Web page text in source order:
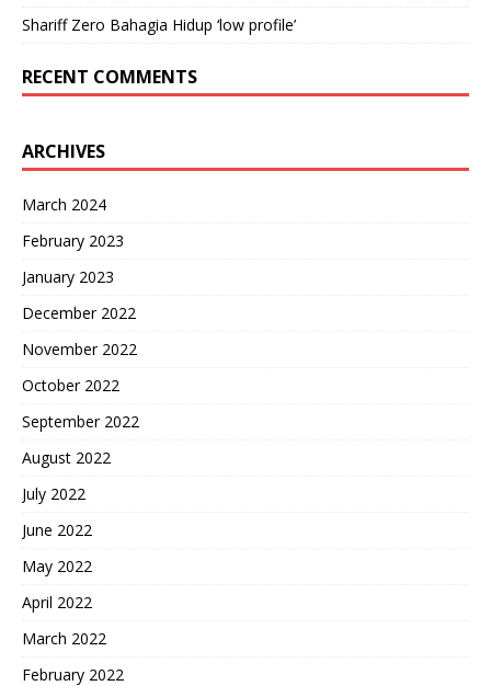
Shariff Zero Bahagia Hidup ‘low profile’
RECENT COMMENTS
ARCHIVES
March 2024
February 2023
January 2023
December 2022
November 2022
October 2022
September 2022
August 2022
July 2022
June 2022
May 2022
April 2022
March 2022
February 2022